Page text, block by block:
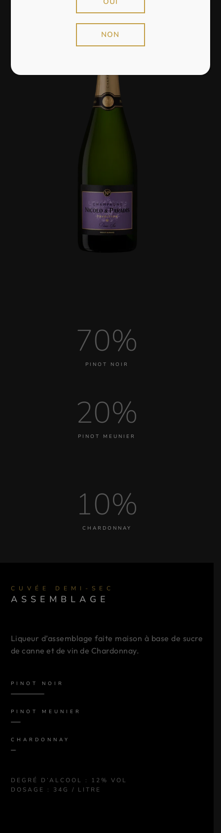
70%
PINOT NOIR
20%
PINOT MEUNIER
10%
CHARDONNAY
CUVÉE DEMI-SEC
ASSEMBLAGE
Liqueur d’assemblage faite maison à base de sucre
de canne et de vin de Chardonnay.
PINOT NOIR
PINOT MEUNIER
CHARDONNAY
DEGRÉ D’ALCOOL : 12% VOL
DOSAGE : 34G / LITRE
NON